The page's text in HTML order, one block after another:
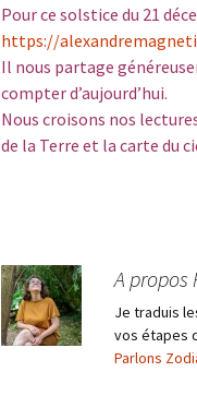
Pour ce solstice du 21
https://
Il nous partage
compter d’aujourd’hui.
Nous croisons nos
de la Terre et la carte du
A
Je traduis
vos étapes
Parlons